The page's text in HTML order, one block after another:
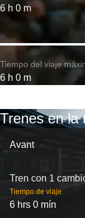
6 h 0 m
Tiempo del viaje
6 h 0 m
Trenes en la
Avant
Tren con 1
Tiempo de viaje
6 hrs 0 mín